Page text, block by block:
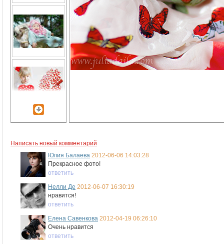
Написать новый комментарий
Юлия Балаева 2012-06-06 14:03:28
Прекрасное фото!
ответить
Нелли Де 2012-06-07 16:30:19
нравится!
ответить
Елена Савенкова 2012-04-19 06:26:10
Очень нравится
ответить